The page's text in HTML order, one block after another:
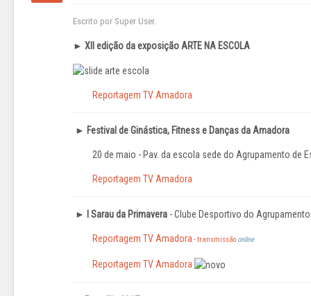
Escrito por Super User.
► XII edição da exposição ARTE NA ESCOLA
Reportagem TV Amadora
► Festival de Ginástica, Fitness e Danças da Amadora
20 de maio - Pav. da escola sede do Agrupamento de
Reportagem TV Amadora
► Sarau da Primavera - Clube Desportivo do
Reportagem TV Amadora - transmissão online
Reportagem TV Amadora